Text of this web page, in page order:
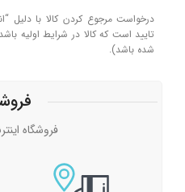
تعداد کلید
نوع و سایز باطری
باتری نیم‌قلمی (سایز
درخواست مرجوع کردن کالا با دلیل
تایید است که کالا در شرایط اولیه
شده باشد).
فروشگاه